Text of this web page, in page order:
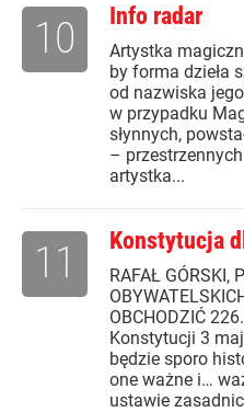
Info radar
Artystka
by forma dzieła
od nazwiska
w przypadku
słynnych,
–
artystka...
10
Konstytucja
RAFAŁ GÓRSKI,
OBCHODZIĆ
Konstytucji 3
będzie sporo
one ważne i…
ustawie
11